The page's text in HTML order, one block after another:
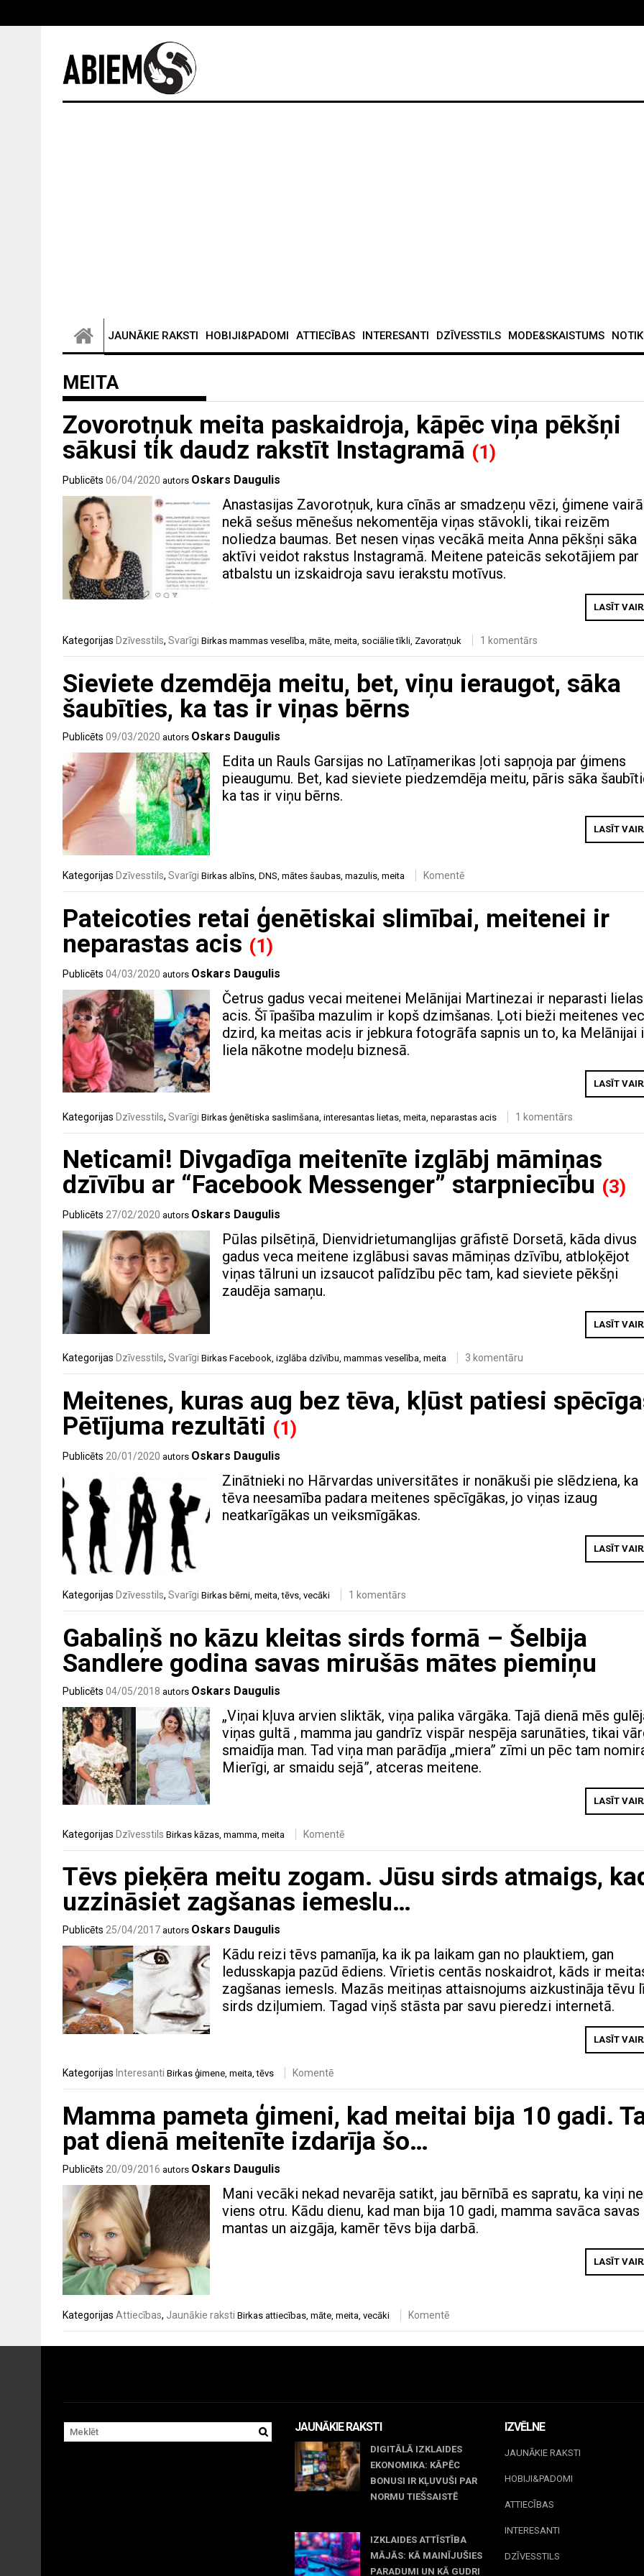
JAUNĀKIE RAKSTI HOBIJI&PADOMI ATTIECĪBAS INTERESANTI DZĪVESSTILS MODE&SKAISTUMS
MEITA
Zovorotņuk meita paskaidroja, kāpēc viņa pēkšņi
sākusi tik daudz rakstīt Instagramā (1)
Publicēts 06/04/2020 autors Oskars Daugulis
Anastasijas Zavorotņuk, kura cīnās ar smadzeņu vēzi, ģimene
nekā sešus mēnešus nekomentēja viņas stāvokli, tikai reizēm
noliedza baumas. Bet nesen viņas vecākā meita Anna pēkšņi sāka
aktīvi veidot rakstus Instagramā. Meitene pateicās sekotājiem par
atbalstu un izskaidroja savu ierakstu motīvus.
LASĪT
Kategorijas Dzīvesstils, Svarīgi Birkas mammas veselība, māte, meita, sociālie tīkli, Zavoratņuk 1 komentārs
Sieviete dzemdēja meitu, bet, viņu ieraugot, sāka
šaubīties, ka tas ir viņas bērns
Publicēts 09/03/2020 autors Oskars Daugulis
Edita un Rauls Garsijas no Latīņamerikas ļoti sapņoja par ģimens
pieaugumu. Bet, kad sieviete piedzemdēja meitu, pāris sāka
ka tas ir viņu bērns.
LASĪT
Kategorijas Dzīvesstils, Svarīgi Birkas albīns, DNS, mātes šaubas, mazulis, meita Komentē
Pateicoties retai ģenētiskai slimībai, meitenei ir
neparastas acis (1)
Publicēts 04/03/2020 autors Oskars Daugulis
Četrus gadus vecai meitenei Melānijai Martinezai ir neparasti lielas
acis. Šī īpašība mazulim ir kopš dzimšanas. Ļoti bieži meitenes
dzird, ka meitas acis ir jebkura fotogrāfa sapnis un to, ka Melānijai
liela nākotne modeļu biznesā.
LASĪT
Kategorijas Dzīvesstils, Svarīgi Birkas ģenētiska saslimšana interesantas lietas meita neparastas acis 1 komentārs
Neticami! Divgadīga meitenīte izglābj māmiņas
dzīvību ar “Facebook Messenger” starpniecību (3)
Publicēts 27/02/2020 autors Oskars Daugulis
Pūlas pilsētiņā, Dienvidrietumanglijas grāfistē Dorsetā, kāda divus
gadus veca meitene izglābusi savas māmiņas dzīvību, atbloķējot
viņas tālruni un izsaucot palīdzību pēc tam, kad sieviete pēkšņi
zaudēja samaņu.
LASĪT
Kategorijas Dzīvesstils, Svarīgi Birkas Facebook, izglāba dzīvību, mammas veselība, meita 3 komentāru
Meitenes, kuras aug bez tēva, kļūst patiesi
Pētījuma rezultāti (1)
Publicēts 20/01/2020 autors Oskars Daugulis
Zinātnieki no Hārvardas universitātes ir nonākuši pie slēdziena, ka
tēva neesamība padara meitenes spēcīgākas, jo viņas izaug
neatkarīgākas un veiksmīgākas.
LASĪT
Kategorijas Dzīvesstils, Svarīgi Birkas bērni, meita,tēvs, vecāki 1 komentārs
Gabaliņš no kāzu kleitas sirds formā – Šelbija
Sandlere godina savas mirušās mātes piemiņu
Publicēts 04/05/2018 autors Oskars Daugulis
„Viņai kļuva arvien sliktāk, viņa palika vārgāka. Tajā dienā mēs
viņas gultā , mamma jau gandrīz vispār nespēja sarunāties, tikai
smaidīja man. Tad viņa man parādīja „miera” zīmi un pēc tam
Mierīgi, ar smaidu sejā”, atceras meitene.
LASĪT
Kategorijas Dzīvesstils Birkas kāzas mamma meita Komentē
Tēvs pieķēra meitu zogam. Jūsu sirds atmaigs,
uzzināsiet zagšanas iemeslu…
Publicēts 25/04/2017 autors Oskars Daugulis
Kādu reizi tēvs pamanīja, ka ik pa laikam gan no plauktiem, gan
ledusskapja pazūd ēdiens. Vīrietis centās noskaidrot, kāds ir
zagšanas iemesls. Mazās meitiņas attaisnojums aizkustināja tēvu
sirds dziļumiem. Tagad viņš stāsta par savu pieredzi internetā.
LASĪT
Kategorijas Interesanti Birkas ģimene, meita,tēvs Komentē
Mamma pameta ģimeni, kad meitai bija 10 gadi.
pat dienā meitenīte izdarīja šo…
Publicēts 20/09/2016 autors Oskars Daugulis
Mani vecāki nekad nevarēja satikt, jau bērnībā es sapratu, ka viņi
viens otru. Kādu dienu, kad man bija 10 gadi, mamma savāca savas
mantas un aizgāja, kamēr tēvs bija darbā.
LASĪT
Kategorijas Attiecības, Jaunākie raksti Birkas attiecības, māte, meita, vecāki Komentē
JAUNĀKIE RAKSTI
DIGITĀLĀ IZKLAIDES
EKONOMIKA: KĀPĒC
BONUSI IR KĻUVUŠI PAR
NORMU TIEŠSAISTĒ
IZKLAIDES ATTĪSTĪBA
MĀJĀS: KĀ MAINĪJUŠIES
PARADUMI UN KĀ GUDRI
IZVĒLNE
JAUNĀKIE RAKSTI
HOBIJI&PADOMI
ATTIECĪBAS
INTERESANTI
DZĪVESSTILS